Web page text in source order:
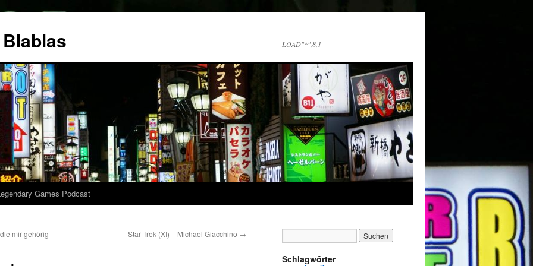
LOAD"*",8,1
Games Podcast
mir gehörig
Star Trek (XI) – Michael Giacchino →
Schlagwörter